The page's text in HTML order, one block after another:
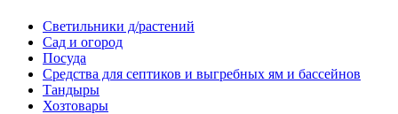
Светильники д/растений
Сад и огород
Посуда
Средства для септиков и выгребных ям и бассейнов
Тандыры
Хозтовары